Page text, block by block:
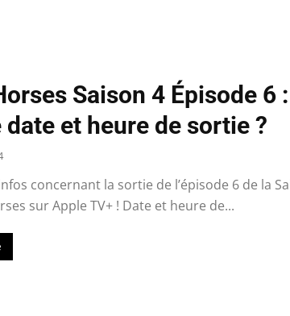
Saison 4 Épisode 6 :
date et heure de sortie ?
concernant la sortie de l’épisode 6 de la
sur Apple TV+ ! Date et heure de...